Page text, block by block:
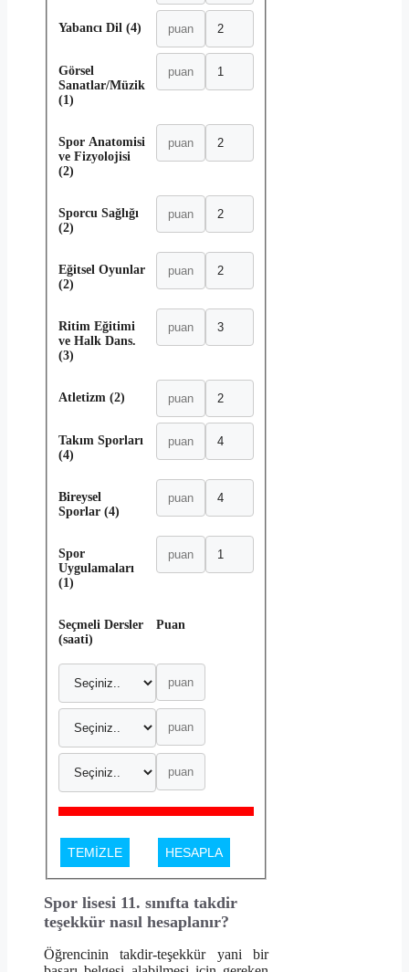
Yabancı Dil (4)
Görsel
Sanatlar/Müzik
(1)
Spor Anatomisi
ve Fizyolojisi
(2)
Sporcu Sağlığı
(2)
Eğitsel Oyunlar
(2)
Ritim Eğitimi
ve Halk Dans.
(3)
Atletizm (2)
Takım Sporları
(4)
Bireysel
Sporlar (4)
Spor
Uygulamaları
(1)
Seçmeli Dersler
(saati)
Puan
TEMİZLE HESAPLA
Spor lisesi 11. sınıfta takdir
teşekkür nasıl hesaplanır?
Öğrencinin takdir-teşekkür yani bir